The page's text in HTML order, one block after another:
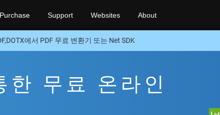
Purchase Support Websites About
에서 PDF 무료 변환기 또는 Net SDK
무료 온라인